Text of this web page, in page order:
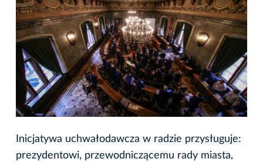
Inicjatywa uchwałodawcza w radzie przysługuje:
prezydentowi, przewodniczącemu rady miasta,